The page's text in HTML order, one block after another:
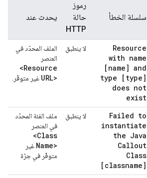
سلسلة الخطأ
رموز
حالة
HTTP
يحدث عند
Resource
with name
[name] and
type [type]
does not
exist
لا ينطبق
الملف المحدّد في
العنصر
<Resource
URL> غير متوفّر.
Failed to
instantiate
the Java
Callout
Class
[classname]
لا ينطبق
ملف الفئة المحدّد
في العنصر
<Class
Name> غير
متوفّر في جرّة